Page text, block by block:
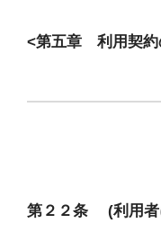
<第五章 利用契約
第２２条 (利用者